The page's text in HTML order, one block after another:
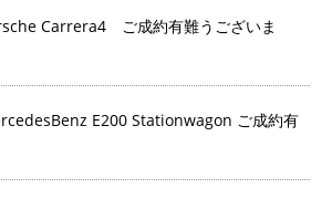
Carrera4 ご成約有難うございま
E200 Stationwagon ご成約有